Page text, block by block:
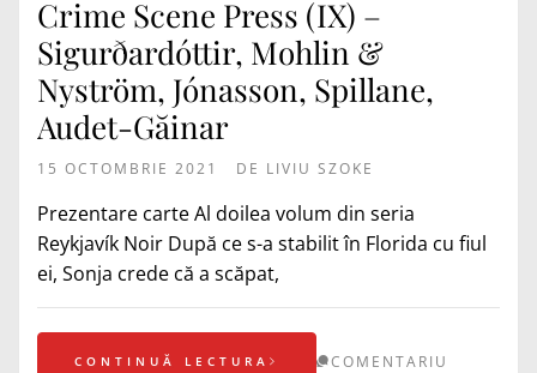
Crime Scene Press (IX) –
Sigurðardóttir, Mohlin &
Nyström, Jónasson, Spillane,
Audet-Găinar
15 OCTOMBRIE 2021 DE LIVIU SZOKE
Prezentare carte Al doilea volum din seria
Reykjavík Noir După ce s-a stabilit în Florida cu fiul
ei, Sonja crede că a scăpat,
CONTINUĂ LECTURA COMENTARIU